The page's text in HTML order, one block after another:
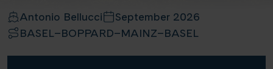
Schiffe
Antonio Bellucci
September 2026
BASEL–BOPPARD–MAINZ–BASEL